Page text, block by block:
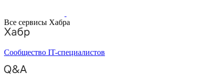
Все сервисы Хабра
Сообщество IT-специалистов